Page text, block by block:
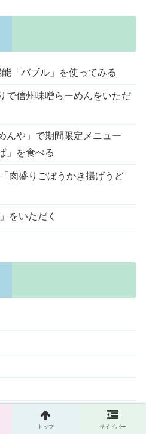
「バブル」を使ってみる
で信州味噌らーめんをいただ
んや」で期間限定メニュー
」を食べる
肉盛りごぼうかき揚げうど
をいただく
トップ サイドバー